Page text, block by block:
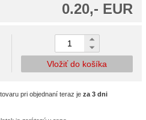
0.20,- EUR
Vložiť do košíka
pri objednaní teraz je za 3 dni